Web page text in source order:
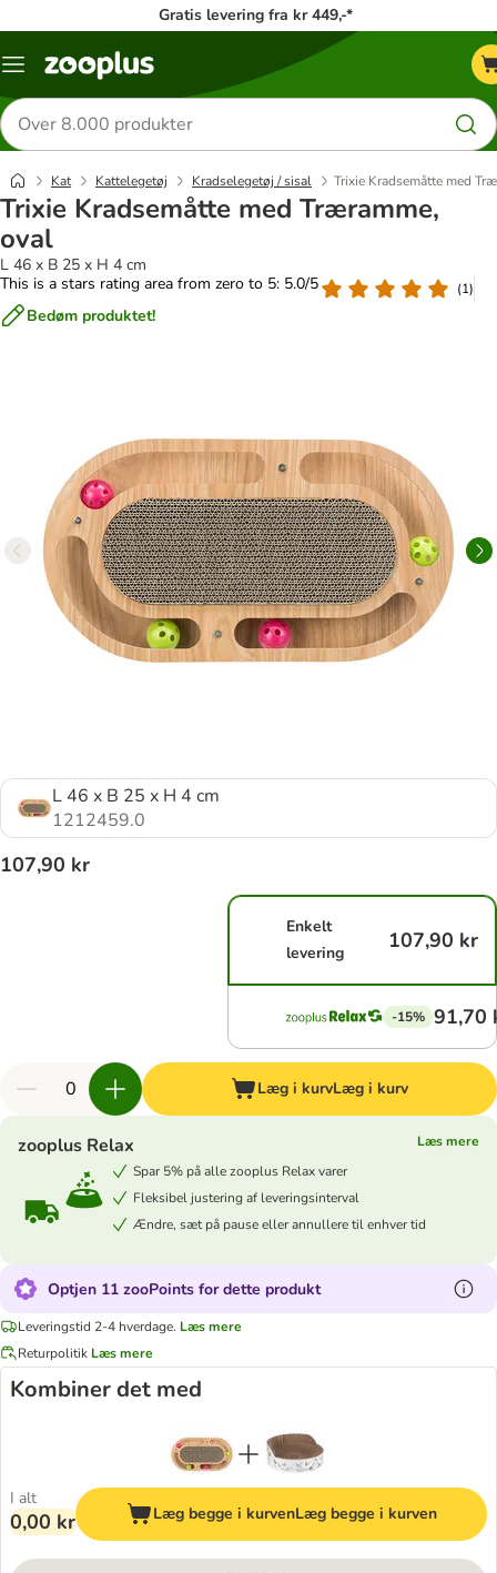
Gratis levering fra kr 449,-*
Menu
Søg
efter
produkter
Kat Kattelegetøj Kradselegetøj / sisal Trixie Kradsemåtte med
Trixie Kradsemåtte med Træramme,
oval
L 46 x B 25 x H 4 cm
This is a stars rating area from zero to 5: 5.0/5
(1)
Bedøm produktet!
L 46 x B 25 x H 4 cm
1212459.0
107,90 kr
Enkelt
levering
107,90 kr
-15% 91,70
Læg i kurvLæg i kurv
zooplus Relax
Læs mere
Spar 5% på alle zooplus Relax varer
Fleksibel justering af leveringsinterval
Ændre, sæt på pause eller annullere til enhver tid
Optjen 11 zooPoints for dette produkt
Leveringstid 2-4 hverdage. Læs mere
Returpolitik Læs mere
Kombiner det med
I alt
0,00 kr Læg begge i kurvenLæg begge i kurven